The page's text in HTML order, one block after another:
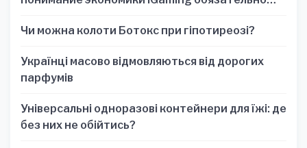
Чи можна колоти Ботокс при гіпотиреозі?
Українці масово відмовляються від дорогих
парфумів
Універсальні одноразові контейнери для їжі: де
без них не обійтись?